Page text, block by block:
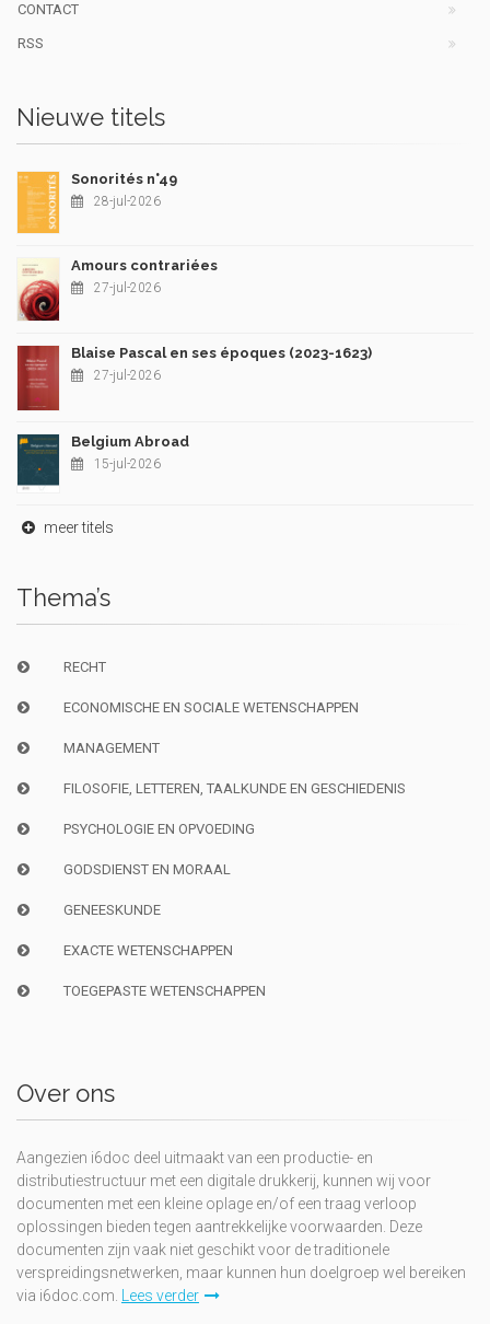
CONTACT
RSS
Nieuwe titels
Sonorités n°49
28-jul-2026
Amours contrariées
27-jul-2026
Blaise Pascal en ses époques (2023-1623)
27-jul-2026
Belgium Abroad
15-jul-2026
meer titels
Thema’s
RECHT
ECONOMISCHE EN SOCIALE WETENSCHAPPEN
MANAGEMENT
FILOSOFIE, LETTEREN, TAALKUNDE EN GESCHIEDENIS
PSYCHOLOGIE EN OPVOEDING
GODSDIENST EN MORAAL
GENEESKUNDE
EXACTE WETENSCHAPPEN
TOEGEPASTE WETENSCHAPPEN
Over ons
Aangezien i6doc deel uitmaakt van een productie- en
distributiestructuur met een digitale drukkerij, kunnen wij voor
documenten met een kleine oplage en/of een traag verloop
oplossingen bieden tegen aantrekkelijke voorwaarden. Deze
documenten zijn vaak niet geschikt voor de traditionele
verspreidingsnetwerken, maar kunnen hun doelgroep wel bereiken
via i6doc.com. Lees verder